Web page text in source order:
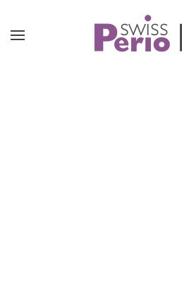
Accéder au contenu principal